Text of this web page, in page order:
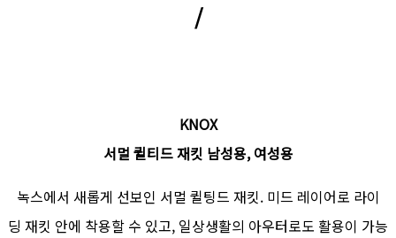
/
KNOX
서멀 퀼티드 재킷 남성용, 여성용
녹스에서 새롭게 선보인 서멀 퀼팅드 재킷. 미드 레이어로 라이
딩 재킷 안에 착용할 수 있고, 일상생활의 아우터로도 활용이 가능